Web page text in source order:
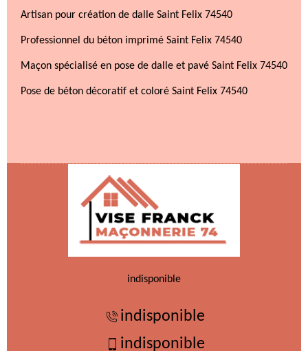
Artisan pour création de dalle Saint Felix 74540
Professionnel du béton imprimé Saint Felix 74540
Maçon spécialisé en pose de dalle et pavé Saint Felix 74540
Pose de béton décoratif et coloré Saint Felix 74540
indisponible
indisponible
indisponible